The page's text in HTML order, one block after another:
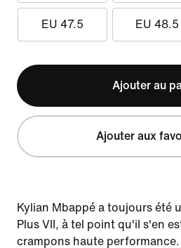
EU 47.5 EU 48.5
Ajouter au
Ajouter aux
Kylian Mbappé a toujours été
Plus VII, à tel point qu'il s'en
crampons haute